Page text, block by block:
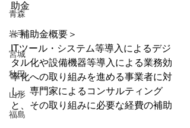
青森
岩手
宮城
秋田
山形
福島
助金
＜補助金概要＞
ITツール・システム等導入によるデジ
タル化や設備機器等導入による業務効
率化への取り組みを進める事業者に対
し、専門家によるコンサルティング
と、その取り組みに必要な経費の補助